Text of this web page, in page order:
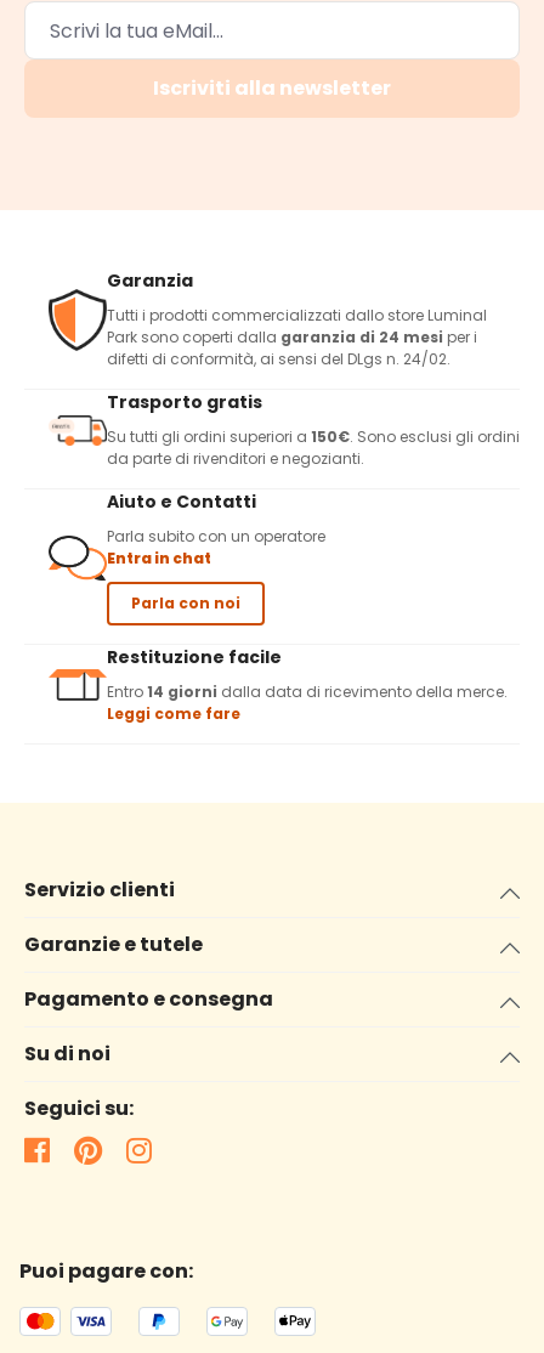
Iscriviti alla newsletter
Garanzia
Tutti i prodotti commercializzati dallo store Luminal
Park sono coperti dalla garanzia di 24 mesi per i
difetti di conformità, ai sensi del DLgs n. 24/02.
Trasporto gratis
Su tutti gli ordini superiori a 150€. Sono esclusi gli ordini
da parte di rivenditori e negozianti.
Aiuto e Contatti
Parla subito con un operatore
Entra in chat
Parla con noi
Restituzione facile
Entro14 giorni dalla data di ricevimento della merce.
Leggi come fare
Servizio clienti
Garanzie e tutele
Pagamento e consegna
Su di noi
Seguici su:
Puoi pagare con: